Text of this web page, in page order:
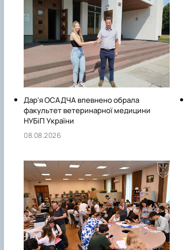
Дар'я ОСАДЧА впевнено обрала
факультет ветеринарної медицини
НУБіП України
08.08.2026